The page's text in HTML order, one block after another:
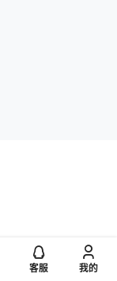
客服 我的